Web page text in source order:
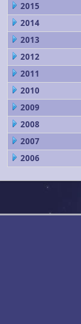
2015
2014
2013
2012
2011
2010
2009
2008
2007
2006